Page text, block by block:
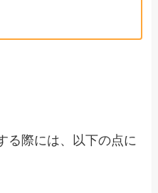
る際には、以下の点に